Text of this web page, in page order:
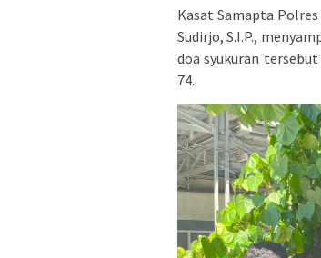
Kasat Samapta
Sudirjo, S.I.P.,
doa syukuran
74.